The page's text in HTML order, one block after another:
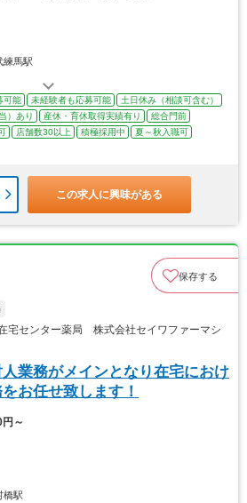
練馬駅
可能 未経験者も応募可能
土日休み（相談可含む）
）あり 産休・育休取得実績有り
総合門前
店舗数30以上 積極採用中
夏～秋入職可
この求人に興味がある
保存する
宅センター薬局 株式会社セイワファーマシ
人業務がメインとなり在宅におけ
お任せ致します！
円～
橋駅